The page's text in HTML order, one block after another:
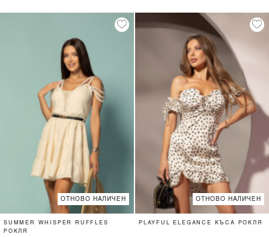
ОТНОВО НАЛИЧЕН
SUMMER WHISPER RUFFLES
РОКЛЯ
ОТНОВО НАЛИЧЕН
PLAYFUL ELEGANCE КЪСА РОКЛЯ